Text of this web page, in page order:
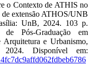
o Contexto de ATHIS no
extensão ATHOS/UNB
UnB, 2024. 103 p.
de Pós-Graduação em
e Urbanismo,
2024. Disponível em: